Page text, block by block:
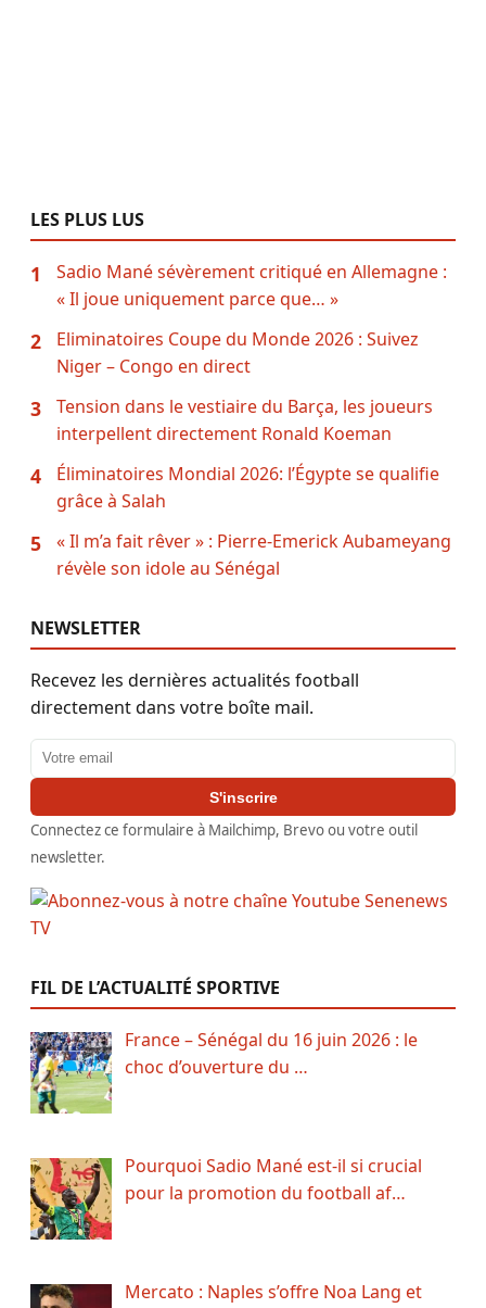
LES PLUS LUS
1
Sadio Mané sévèrement critiqué en Allemagne :
« Il joue uniquement parce que… »
2
Eliminatoires Coupe du Monde 2026 : Suivez
Niger – Congo en direct
3
Tension dans le vestiaire du Barça, les joueurs
interpellent directement Ronald Koeman
4
Éliminatoires Mondial 2026: l’Égypte se qualifie
grâce à Salah
5
« Il m’a fait rêver » : Pierre-Emerick Aubameyang
révèle son idole au Sénégal
NEWSLETTER
Recevez les dernières actualités football
directement dans votre boîte mail.
Adresse email
S'inscrire
Connectez ce formulaire à Mailchimp, Brevo ou votre outil
newsletter.
FIL DE L’ACTUALITÉ SPORTIVE
France – Sénégal du 16 juin 2026 : le
choc d’ouverture du …
Pourquoi Sadio Mané est-il si crucial
pour la promotion du football af…
Mercato : Naples s’offre Noa Lang et